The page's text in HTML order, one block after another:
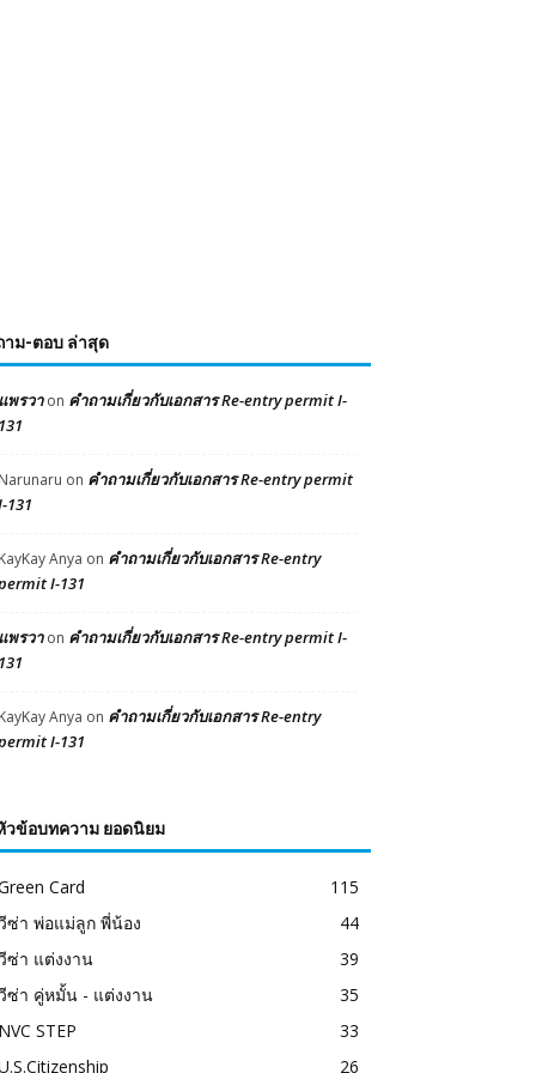
าม-ตอบ ล่าสุด
แพรวาon คำถามเกี่ยวกับเอกสาร Re-entry permit I-
131
Narunaru on คำถามเกี่ยวกับเอกสาร Re-entry permit
131
KayKay Anya on คำถามเกี่ยวกับเอกสาร Re-entry
I-131
แพรวาon คำถามเกี่ยวกับเอกสาร Re-entry permit I-
131
KayKay Anya on คำถามเกี่ยวกับเอกสาร Re-entry
I-131
วข้อบทความ ยอดนิยม
Card
115
ซ่า พ่อแม่ลูก พี่น้อง
44
ซ่า แต่งงาน
39
ซ่า คู่หมั้น - แต่งงาน
35
NVC STEP
33
26